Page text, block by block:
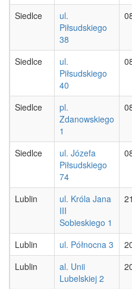
Siedlce
ul.
Piłsudskiego
38
Siedlce
ul.
Piłsudskiego
40
Siedlce
pl.
Zdanowskiego
1
Siedlce
ul. Józefa
Piłsudskiego
74
Lublin
ul. Króla Jana
III
Sobieskiego 1
Lublin ul. Północna 3
Lublin
al. Unii
Lubelskiej 2